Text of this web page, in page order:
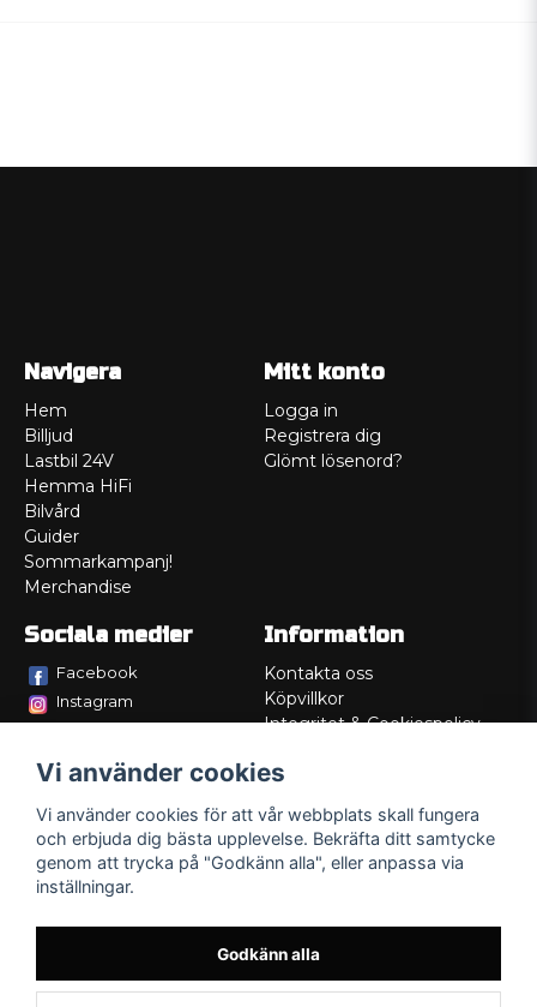
Navigera
Hem
Billjud
Lastbil 24V
Hemma HiFi
Bilvård
Guider
Sommarkampanj!
Merchandise
Mitt konto
Logga in
Registrera dig
Glömt lösenord?
Sociala medier
Facebook
Instagram
Information
Kontakta oss
Köpvillkor
Integritet & Cookiespolicy
Service/Garanti
Lådritning
Om oss
Vi använder cookies
Vi använder cookies för att vår webbplats skall fungera
och erbjuda dig bästa upplevelse. Bekräfta ditt samtycke
genom att trycka på "Godkänn alla", eller anpassa via
inställningar.
Godkänn alla